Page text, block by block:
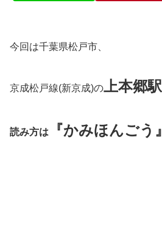
今回は千葉県松戸市、
京成松戸線(新京成)の上本郷駅
読み方は 『かみほんごう』